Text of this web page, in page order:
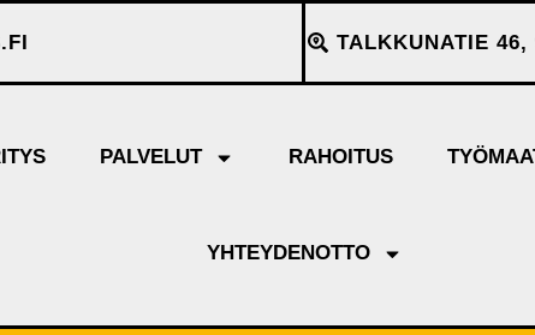
TALKKUNATIE 46,
PALVELUT RAHOITUS
YHTEYDENOTTO